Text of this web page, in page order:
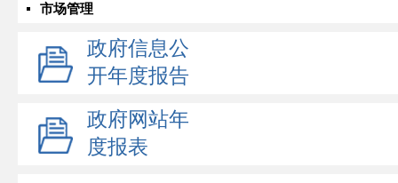
市场管理
政府信息公
开年度报告
政府网站年
度报表